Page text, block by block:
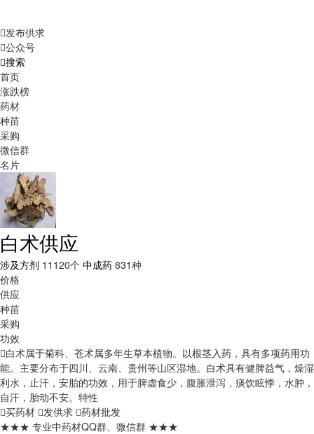
发布供求
公众号
搜索
首页
涨跌榜
药材
种苗
采购
微信群
名片
白术供应
涉及方剂 11120个 中成药 831种
价格
供应
种苗
采购
功效
白术属于菊科、苍术属多年生草本植物。以根茎入药，具有多项药用功
能。主要分布于四川、云南、贵州等山区湿地。白术具有健脾益气，燥湿
利水，止汗，安胎的功效，用于脾虚食少，腹胀泄泻，痰饮眩悸，水肿，
自汗，胎动不安。 特性
买药材 发供求 药材批发
★★★ 专业中药材QQ群、微信群 ★★★